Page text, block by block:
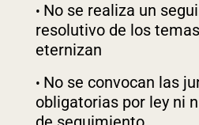
No se realiza un
resolutivo de los
eternizan
No se convocan las
obligatorias por ley ni